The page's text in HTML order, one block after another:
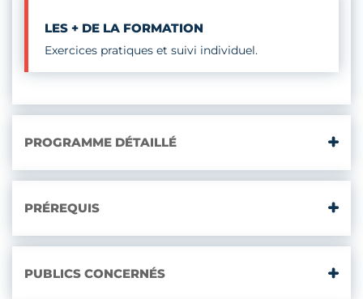
LES + DE LA FORMATION
Exercices pratiques et suivi individuel.
PROGRAMME DÉTAILLÉ
PRÉREQUIS
PUBLICS CONCERNÉS